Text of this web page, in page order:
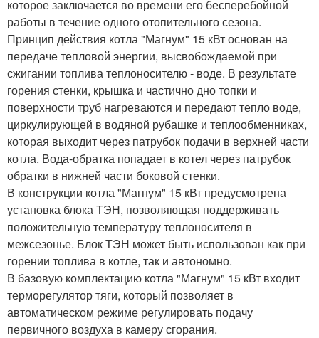
которое заключается во времени его бесперебойной
работы в течение одного отопительного сезона.
Принцип действия котла "Магнум" 15 кВт основан на
передаче тепловой энергии, высвобождаемой при
сжигании топлива теплоносителю - воде. В результате
горения стенки, крышка и частично дно топки и
поверхности труб нагреваются и передают тепло воде,
циркулирующей в водяной рубашке и теплообменниках,
которая выходит через патрубок подачи в верхней части
котла. Вода-обратка попадает в котел через патрубок
обратки в нижней части боковой стенки.
В конструкции котла "Магнум" 15 кВт предусмотрена
установка блока ТЭН, позволяющая поддерживать
положительную температуру теплоносителя в
межсезонье. Блок ТЭН может быть использован как при
горении топлива в котле, так и автономно.
В базовую комплектацию котла "Магнум" 15 кВт входит
терморегулятор тяги, который позволяет в
автоматическом режиме регулировать подачу
первичного воздуха в камеру сгорания.